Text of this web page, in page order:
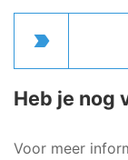
label_important
Heb je nog
Voor meer